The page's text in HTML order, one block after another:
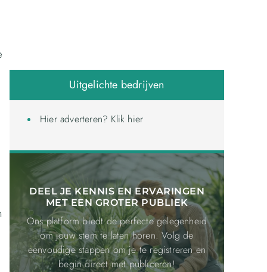
Uitgelichte bedrijven
Hier adverteren? Klik hier
DEEL JE KENNIS EN ERVARINGEN
MET EEN GROTER PUBLIEK
Ons platform biedt de perfecte gelegenheid
om jouw stem te laten horen. Volg de
eenvoudige stappen om je te registreren en
begin direct met publiceren!